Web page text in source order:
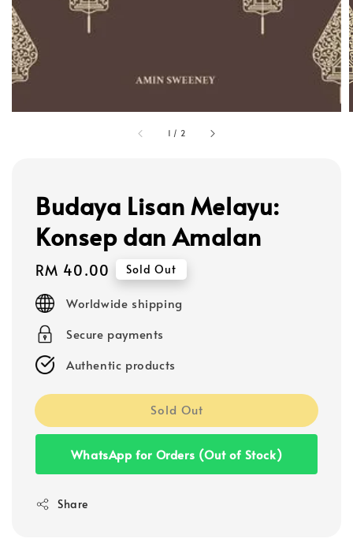
1 / 2
Budaya Lisan Melayu:
Konsep dan Amalan
Regular
price
RM 40.00 Sold Out
Worldwide shipping
Secure payments
Authentic products
Sold Out
WhatsApp for Orders (Out of Stock)
Share